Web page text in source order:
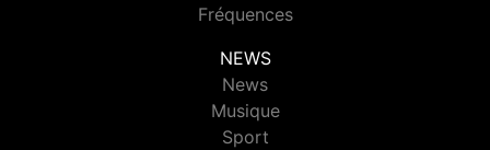
Fréquences
NEWS
News
Musique
Sport